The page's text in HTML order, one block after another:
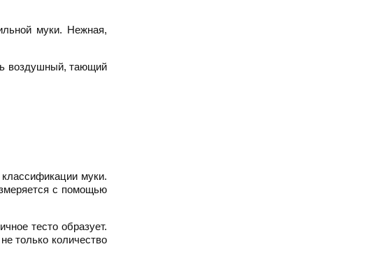
муки. Нежная,
воздушный, тающий
муки.
с помощью
тесто образует.
только количество